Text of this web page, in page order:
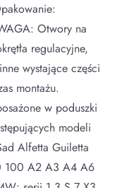
Otwory na
regulacyjne,
wystające części
montażu.
w poduszki
modeli
Alfetta Guiletta
100 A2 A3 A4 A6